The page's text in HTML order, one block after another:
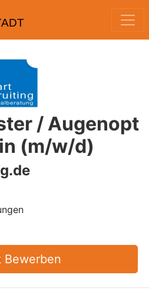
/ Augenopt
(m/w/d)
Bewerben